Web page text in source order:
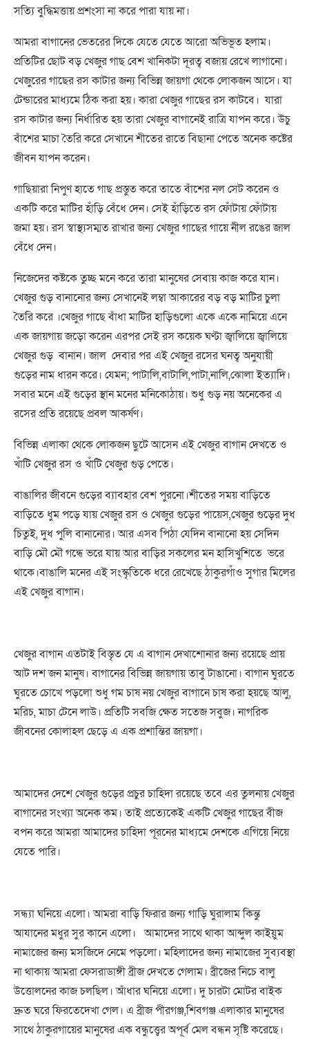
সত্যি বুদ্ধিমত্তায় প্রশংসা না করে পারা যায় না।
আমরা বাগানের ভেতরের দিকে যেতে যেতে আরো অভিভূত হলাম।
প্রতিটির ছোট বড় খেজুর গাছ বেশ খানিকটা দূরত্ব বজায় রেখে লাগানো।
খেজুরের গাছের রস কাটার জন্য বিভিন্ন জায়গা থেকে লোকজন আসে। যা
টেন্ডারের মাধ্যমে ঠিক করা হয়। কারা খেজুর গাছের রস কাটবে। যারা
রস কাটার জন্য নির্ধারিত হয় তারা খেজুর বাগানেই রাত্রি যাপন করে। উচু
বাঁশের মাচা তৈরি করে সেখানে শীতের রাতে বিছানা পেতে অনেক কষ্টের
জীবন যাপন করেন।
গাছিয়ারা নিপুণ হাতে গাছ প্রস্তুত করে তাতে বাঁশের নল সেট করেন ও
একটি করে মাটির হাঁড়ি বেঁধে দেন। সেই হাঁড়িতে রস ফোঁটায় ফোঁটায়
জমা হয়। রস স্বাস্থ্যসম্মত রাখার জন্য খেজুর গাছের গায়ে নীল রঙের জাল
বেঁধে দেন।
নিজেদের কষ্টকে তুচ্ছ মনে করে তারা মানুষের সেবায় কাজ করে যান।
খেজুর গুড় বানানোর জন্য সেখানেই লম্বা আকারের বড় বড় মাটির চুলা
তৈরি করে ।খেজুর গাছে বাঁধা মাটির হাড়িগুলো একে একে নামিয়ে এনে
এক জায়গায় জড়ো করেন এরপর সেই রস কয়েক ঘণ্টা জ্বালিয়ে জ্বালিয়ে
খেজুর গুড় বানান। জাল দেবার পর এই খেজুর রসের ঘনত্ব অনুযায়ী
গুড়ের নাম ধারন করে। যেমন; পাটালি,বাটালি,পাটা,নালি,ঝোলা ইত্যাদি।
সবার মনে এই গুড়ের স্থান মনের মনিকোঠায়। শুধু গুড় নয় অনেকের এ
রসের প্রতি রয়েছে প্রবল আকর্ষণ।
বিভিন্ন এলাকা থেকে লোকজন ছুটে আসেন এই খেজুর বাগান দেখতে ও
খাঁটি খেজুর রস ও খাঁটি খেজুর গুড় পেতে।
বাঙালির জীবনে গুড়ের ব্যাবহার বেশ পুরনো।শীতের সময় বাড়িতে
বাড়িতে ধুম পড়ে যায় খেজুর রস ও খেজুর গুড়ের পায়েস,খেজুর গুড়ের দুধ
চিতুই, দুধ পুলি বানানোর। আর এসব পিঠা যেদিন বানানো হয় সেদিন
বাড়ি মৌ মৌ গন্ধে ভরে যায় আর বাড়ির সকলের মন হাসিখুশিতে ভরে
থাকে।বাঙালি মনের এই সংস্কৃতিকে ধরে রেখেছে ঠাকুরগাঁও সুগার মিলের
এই খেজুর বাগান।
খেজুর বাগান এতটাই বিস্তৃত যে এ বাগান দেখাশোনার জন্য রয়েছে প্রায়
আট দশ জন মানুষ। বাগানের বিভিন্ন জায়গায় তাবু টাঙানো। বাগান ঘুরতে
ঘুরতে চোখে পড়লো শুধু গম চাষ নয় খেজুর বাগানে চাষ করা হয়ছে আলু,
মরিচ, মাচা টেনে লাউ। প্রতিটি সবজি ক্ষেত সতেজ সবুজ। নাগরিক
জীবনের কোলাহল ছেড়ে এ এক প্রশান্তির জায়গা।
আমাদের দেশে খেজুর গুড়ের প্রচুর চাহিদা রয়েছে তবে এর তুলনায় খেজুর
বাগানের সংখ্যা অনেক কম। তাই প্রত্যেকেই একটি খেজুর গাছের বীজ
বপন করে আমরা আমাদের চাহিদা পূরনের মাধ্যমে দেশকে এগিয়ে নিয়ে
যেতে পারি।
সন্ধ্যা ঘনিয়ে এলো। আমরা বাড়ি ফিরার জন্য গাড়ি ঘুরালাম কিন্তু
আযানের মধুর সুর কানে এলো। আমাদের সাথে থাকা আব্দুল কাইয়ুম
নামাজের জন্য মসজিদে নেমে পড়লো। মহিলাদের জন্য নামাজের সুব্যবস্থা
না থাকায় আমরা ফেসরাডাঙ্গী ব্রীজ দেখতে গেলাম। ব্রীজের নিচে বালু
উত্তোলনের কাজ চলছিল। আঁধার ঘনিয়ে এলো। দু চারটা মোটর বাইক
দ্রুত ঘরে ফিরতেদেখা গেল। এ ব্রীজ পীরগঞ্জ,শিবগঞ্জ এলাকার মানুষের
সাথে ঠাকুরগায়ের মানুষের এক বন্ধুত্ত্বের অপূর্ব মেল বন্ধন সৃষ্টি করেছে।